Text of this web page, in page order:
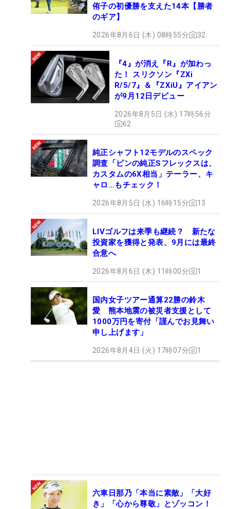
侑子の初優勝を支えた14本【勝者
のギア】
2026年8月6日 (木) 08時55分 32
『4』が消え『R』が加わっ
た！ スリクソン『ZXi
R/5/7』＆『ZXiU』アイアン
が9月12日デビュー
2026年8月5日 (水) 17時56分
62
純正シャフト12モデルのスペック
調査「ピンの純正Sフレックスは、
カスタムの6X相当」テーラー、キ
ャロ…もチェック！
2026年8月5日 (水) 16時15分 13
LIVゴルフは来季も継続？ 新たな
投資家を獲得と発表、9月には最終
合意へ
2026年8月6日 (木) 11時00分 1
国内女子ツアー通算22勝の鈴木
愛 熊本地震の被災者支援として
1000万円を寄付「謹んでお見舞い
申し上げます」
2026年8月4日 (火) 17時07分 1
六車日那乃「本当に素敵」「大好
き」「心から尊敬」とゾッコン！